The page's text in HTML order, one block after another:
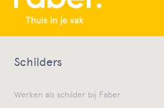
Schilders
Werken als schilder bij Faber